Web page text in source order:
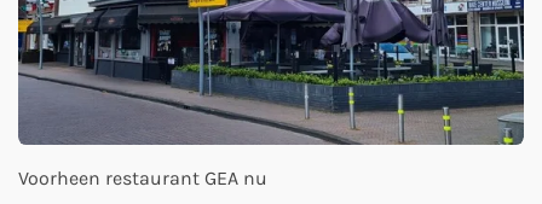
Voorheen restaurant GEA nu